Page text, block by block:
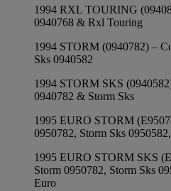
1994 RXL TOURING
0940768 & Rxl Touring
1994 STORM (0940782) –
Sks 0940582
1994 STORM SKS
0940782 & Storm Sks
1995 EURO STORM
0950782, Storm Sks
1995 EURO STORM SKS
Storm 0950782, Storm Sks
Euro